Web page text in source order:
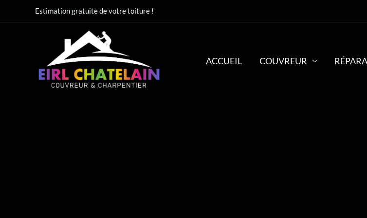
au
Estimation gratuite de votre toiture !
ACCUEIL COUVREUR